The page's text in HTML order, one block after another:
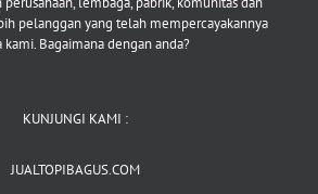
pelanggan yang telah mempercayakannya
kami. Bagaimana dengan anda?
KUNJUNGI KAMI :
JUALTOPIBAGUS.COM